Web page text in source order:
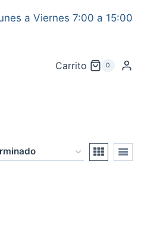
a Viernes 7:00 a 15:00
Carrito 0